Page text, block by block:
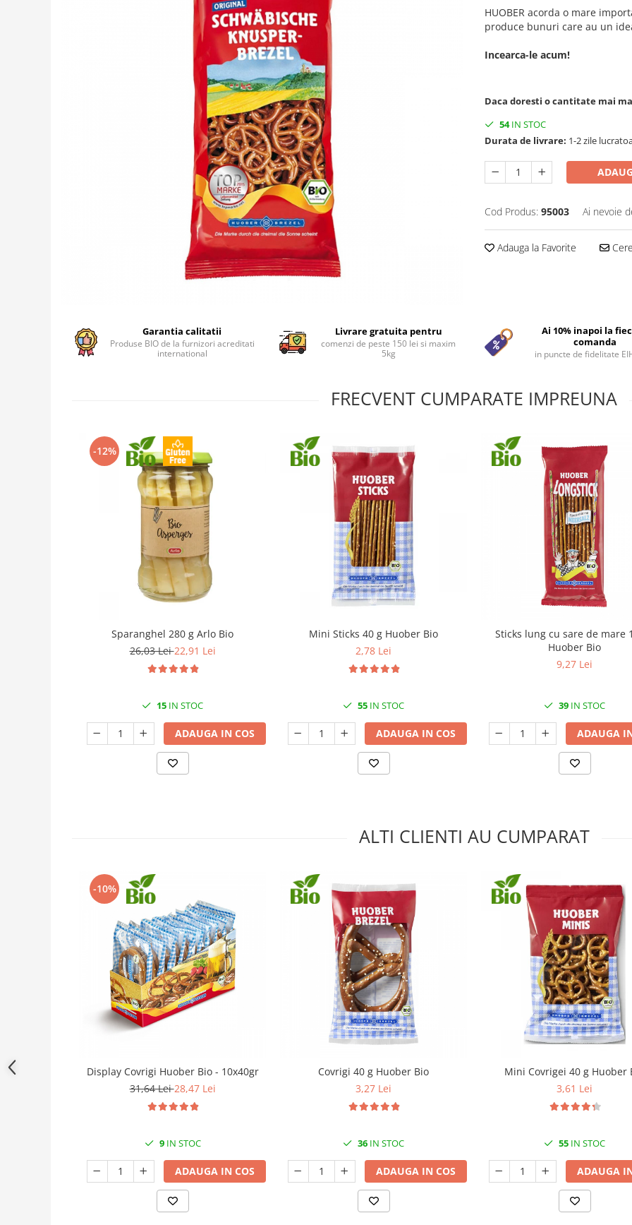
HUOBER acorda o mare
produce bunuri care au un
Incearca-le acum!
Daca doresti o cantitate mai
54IN STOC
Durata de livrare: 1-2 zile
Cod Produs: 95003 Ai nevoie
Adauga la Favorite
Garantia calitatii
Produse BIO de la furnizori acreditati
international
Livrare gratuita pentru
comenzi de peste 150 lei si maxim
5kg
Ai 10% inapoi la
comanda
in puncte de fidelitate
FRECVENT CUMPARATE IMPREUNA
-12%
Sparanghel 280 g Arlo Bio
26,03 Lei22,91 Lei
15 IN STOC
ADAUGA IN COS
Mini Sticks 40 g Huober Bio
2,78 Lei
55 IN STOC
ADAUGA IN COS
Sticks lung cu sare de mare
Huober Bio
9,27 Lei
39 IN STOC
ADAUGA
ALTI CLIENTI AU CUMPARAT
-10%
Display Covrigi Huober Bio - 10x40gr
31,64 Lei28,47 Lei
9IN STOC
ADAUGA IN COS
Covrigi 40 g Huober Bio
3,27 Lei
36 IN STOC
ADAUGA IN COS
Mini Covrigei 40 g Huober
3,61 Lei
55 IN STOC
ADAUGA